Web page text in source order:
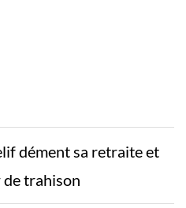
dément sa retraite et
de trahison